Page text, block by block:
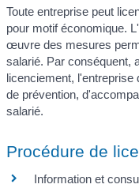
Toute entreprise peut
pour motif économique.
œuvre des mesures
salarié. Par conséquent,
licenciement,
de prévention,
salarié.
Procédure de
Information et